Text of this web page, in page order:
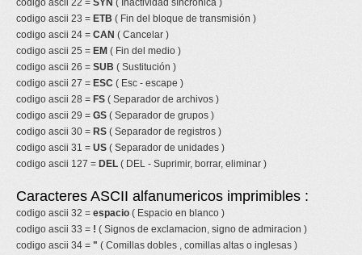
codigo ascii 22 = SYN ( Inactividad síncronica )
codigo ascii 23 = ETB ( Fin del bloque de transmisión )
codigo ascii 24 = CAN ( Cancelar )
codigo ascii 25 = EM ( Fin del medio )
codigo ascii 26 = SUB ( Sustitución )
codigo ascii 27 = ESC ( Esc - escape )
codigo ascii 28 = FS ( Separador de archivos )
codigo ascii 29 = GS ( Separador de grupos )
codigo ascii 30 = RS ( Separador de registros )
codigo ascii 31 = US ( Separador de unidades )
codigo ascii 127 = DEL ( DEL - Suprimir, borrar, eliminar )
Caracteres ASCII alfanumericos imprimibles :
codigo ascii 32 = espacio ( Espacio en blanco )
codigo ascii 33 = ! ( Signos de exclamacion, signo de admiracion )
codigo ascii 34 = " ( Comillas dobles , comillas altas o inglesas )